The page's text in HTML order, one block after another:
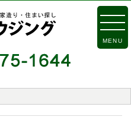
MENU